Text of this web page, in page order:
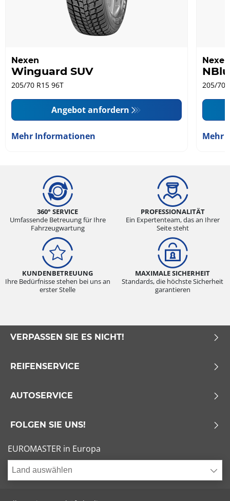
Nexen
Winguard SUV
205/70 R15 96T
Angebot anfordern
Mehr Informationen
Nexen
205/70
Mehr
360° SERVICE
Umfassende Betreuung für Ihre
Fahrzeugwartung
PROFESSIONALITÄT
Ein Expertenteam, das an Ihrer
Seite steht
KUNDENBETREUUNG
Ihre Bedürfnisse stehen bei uns an
erster Stelle
MAXIMALE SICHERHEIT
Standards, die höchste Sicherheit
garantieren
VERPASSEN SIE ES NICHT!
REIFENSERVICE
AUTOSERVICE
FOLGEN SIE UNS!
EUROMASTER in Europa
Land auswählen